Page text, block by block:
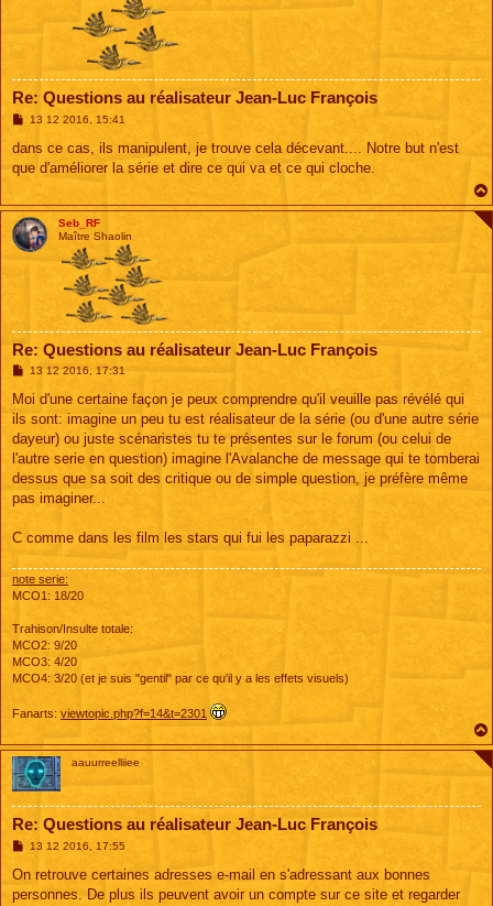
Re: Questions au réalisateur Jean-Luc François
M
s
a
13 12 2016, 15:41
dans ce cas, ils manipulent, je trouve cela décevant.... Notre but n'est
que d'améliorer la série et dire ce qui va et ce qui cloche.
Seb_RF
Maître Shaolin
Re: Questions au réalisateur Jean-Luc François
M
s
a
g
e
13 12 2016, 17:31
Moi d'une certaine façon je peux comprendre qu'il veuille pas révélé qui
ils sont: imagine un peu tu est réalisateur de la série (ou d'une autre série
dayeur) ou juste scénaristes tu te présentes sur le forum (ou celui de
l'autre serie en question) imagine l'Avalanche de message qui te tomberai
dessus que sa soit des critique ou de simple question, je préfère même
pas imaginer...
C comme dans les film les stars qui fui les paparazzi ...
note serie:
MCO1: 18/20
Trahison/Insulte totale:
MCO2: 9/20
MCO3: 4/20
MCO4: 3/20 (et je suis "gentil" par ce qu'il y a les effets visuels)
Fanarts: viewtopic.php?f=14&t=2301
aauurreelliiee
Re: Questions au réalisateur Jean-Luc François
M
s
a
13 12 2016, 17:55
On retrouve certaines adresses e-mail en s'adressant aux bonnes
personnes. De plus ils peuvent avoir un compte sur ce site et regarder